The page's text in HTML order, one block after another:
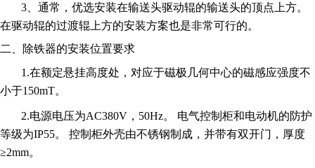
3、通常，优选安装在输送头驱动辊的输送头的顶点上方。
在驱动辊的过渡辊上方的安装方案也是非常可行的。
二、除铁器的安装位置要求
1.在额定悬挂高度处，对应于磁极几何中心的磁感应强度不
小于150mT。
2.电源电压为AC380V，50Hz。 电气控制柜和电动机的防护
等级为IP55。 控制柜外壳由不锈钢制成，并带有双开门，厚度
≥2mm。